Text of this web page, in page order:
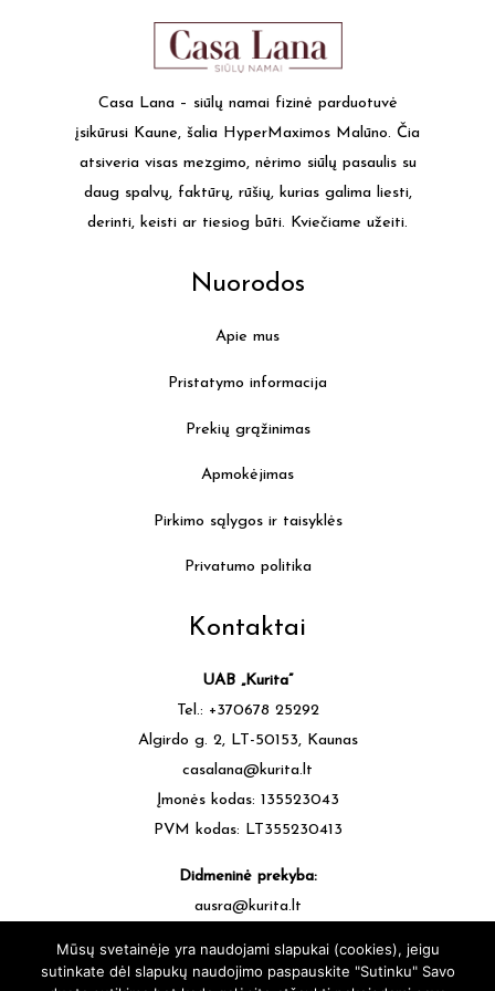
options
may
be
chosen
on
the
page
Casa Lana – siūlų namai fizinė parduotuvė
įsikūrusi Kaune, šalia HyperMaximos Malūno. Čia
atsiveria visas mezgimo, nėrimo siūlų pasaulis su
daug spalvų, faktūrų, rūšių, kurias galima liesti,
derinti, keisti ar tiesiog būti. Kviečiame užeiti.
Nuorodos
Apie mus
Pristatymo informacija
Prekių grąžinimas
Apmokėjimas
Pirkimo sąlygos ir taisyklės
Privatumo politika
Kontaktai
UAB „Kurita”
Tel.: +370678 25292
Algirdo g. 2, LT-50153, Kaunas
casalana@kurita.lt
Įmonės kodas: 135523043
PVM kodas: LT355230413
Didmeninė prekyba:
ausra@kurita.lt
Mūsų svetainėje yra naudojami slapukai (cookies), jeigu
sutinkate dėl slapukų naudojimo paspauskite "Sutinku" Savo